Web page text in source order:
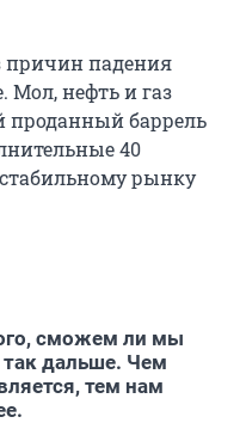
причин падения
Мол, нефть и газ
проданный баррель
40
рынку
сможем ли мы
так дальше. Чем
тем нам